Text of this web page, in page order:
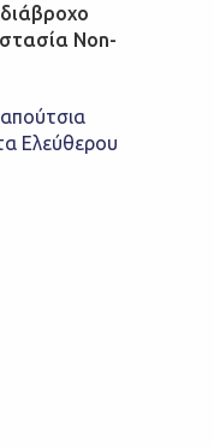
Non-
Ελεύθερου